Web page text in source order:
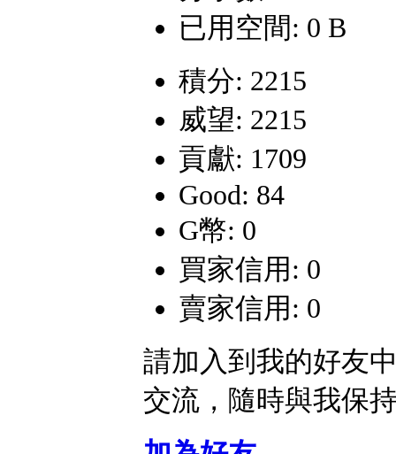
已用空間: 0 B
積分: 2215
威望: 2215
貢獻: 1709
Good: 84
G幣: 0
買家信用: 0
賣家信用: 0
請加入到我的好友
交流，隨時與我保